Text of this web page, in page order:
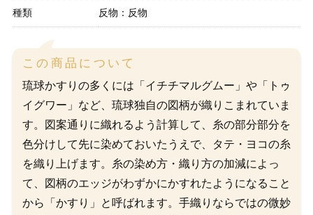
種類 反物：反物
この商品について
琉球かすりの多くには「イチチマルグムー」や「トゥ
イグワー」など、琉球独自の図柄が織りこまれていま
す。図案通りに織れるよう計算して、糸の部分部分を
色分けして先に染めておいたうえで、タテ・ヨコの糸
を織り上げます。糸の染め方・織り方の加減によっ
て、図柄のエッジがわずかにかすれたようになること
から「かすり」と呼ばれます。手織りならではの微妙